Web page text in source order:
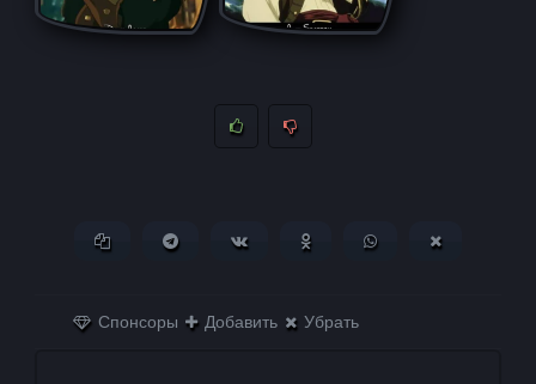
Копировать ссылкуПоделиться в Telegram
Поделиться ВКонтактеПоделиться в
Поделиться в
Спонсоры Добавить Убрать